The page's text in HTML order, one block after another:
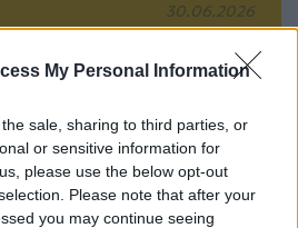
My Personal Information
sale, sharing to third parties, or
or sensitive information for
please use the below opt-out
Please note that after your
you may continue seeing
30.06.2026